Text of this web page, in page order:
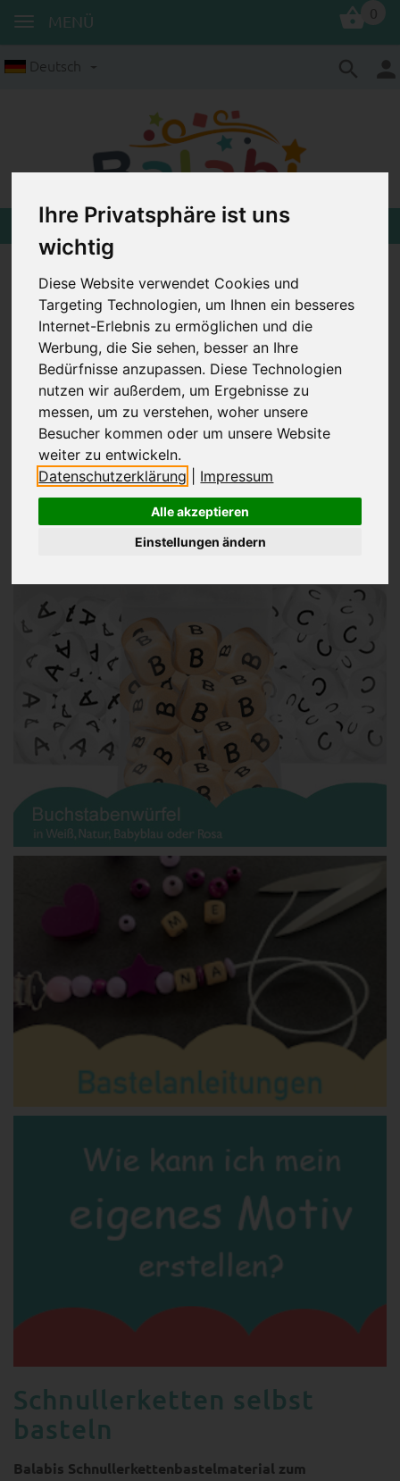
Ihre Privatsphäre ist uns
wichtig
Diese Website verwendet Cookies und
Targeting Technologien, um Ihnen ein besseres
Internet-Erlebnis zu ermöglichen und die
Werbung, die Sie sehen, besser an Ihre
Bedürfnisse anzupassen. Diese Technologien
nutzen wir außerdem, um Ergebnisse zu
messen, um zu verstehen, woher unsere
Besucher kommen oder um unsere Website
weiter zu entwickeln.
Datenschutzerklärung
Impressum
Alle akzeptieren
Einstellungen ändern
Deutsch
MENÜ
JETZT ENTDECKEN
❮
Schnullerketten selbst
basteln
Balabis Schnullerkettenbastelmaterial zum